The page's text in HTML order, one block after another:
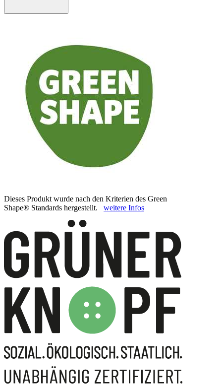
Dieses Produkt wurde nach den Kriterien des Green
Shape® Standards hergestellt. weitere Infos